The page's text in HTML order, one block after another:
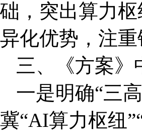
础，突出算力
异化优势，注
三、《方案》
一是明确“三
冀“AI算力枢纽